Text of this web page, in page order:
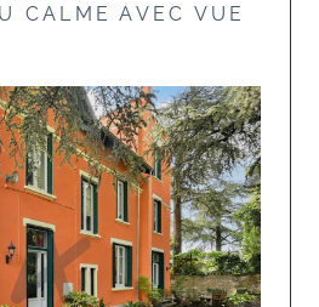
CALME AVEC VUE